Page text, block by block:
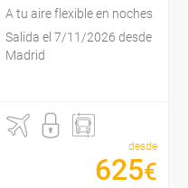
A tu aire flexible en noches
Salida el 7/11/2026 desde
Madrid
desde
625€